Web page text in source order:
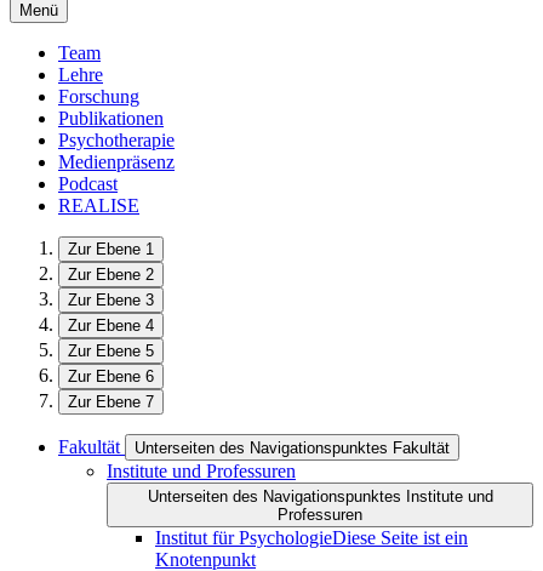
Menü
Team
Lehre
Forschung
Publikationen
Psychotherapie
Medienpräsenz
Podcast
REALISE
Zur Ebene 1
Zur Ebene 2
Zur Ebene 3
Zur Ebene 4
Zur Ebene 5
Zur Ebene 6
Zur Ebene 7
Fakultät Unterseiten des Navigationspunktes Fakultät
Institute und Professuren
Unterseiten des Navigationspunktes Institute und
Professuren
Institut für PsychologieDiese Seite ist ein
Knotenpunkt